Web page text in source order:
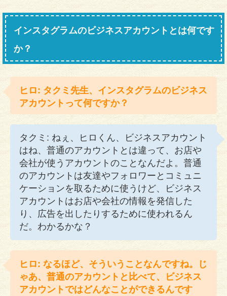
インスタグラムのビジネスアカウントとは何です
か？
ヒロ: タクミ先生、インスタグラムのビジネス
アカウントって何ですか？
タクミ: ねぇ、ヒロくん、ビジネスアカウント
はね、普通のアカウントとは違って、お店や
会社が使うアカウントのことなんだよ。普通
のアカウントは友達やフォロワーとコミュニ
ケーションを取るために使うけど、ビジネス
アカウントはお店や会社の情報を発信した
り、広告を出したりするために使われるん
だ。わかるかな？
ヒロ: なるほど、そういうことなんですね。じ
ゃあ、普通のアカウントと比べて、ビジネス
アカウントではどんなことができるんです